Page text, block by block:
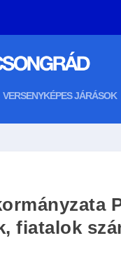
VERSENYKÉPES JÁRÁSOK
fiatalok